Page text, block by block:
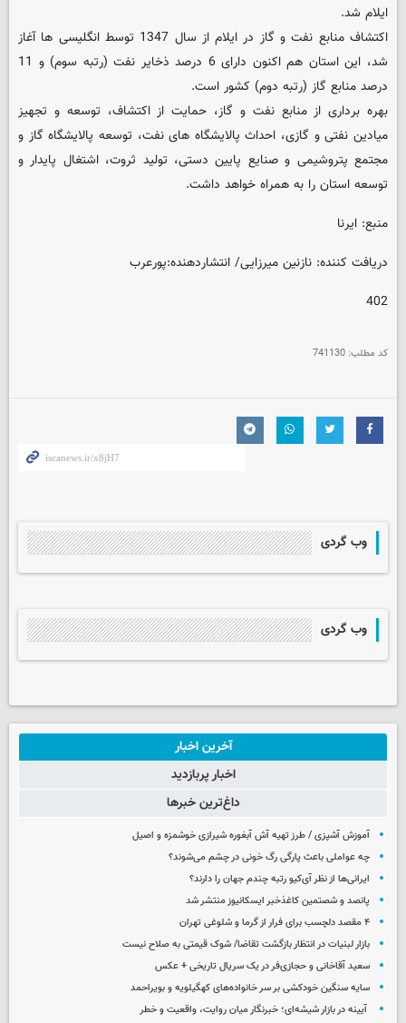
ایلام شد.
اکتشاف منابع نفت و گاز در ایلام از سال 1347 توسط انگلیسی ها آغاز
شد، این استان هم اکنون دارای 6 درصد ذخایر نفت (رتبه سوم) و 11
درصد منابع گاز (رتبه دوم) کشور است.
بهره برداری از منابع نفت و گاز، حمایت از اکتشاف، توسعه و تجهیز
میادین نفتی و گازی، احداث پالایشگاه های نفت، توسعه پالایشگاه گاز و
مجتمع پتروشیمی و صنایع پایین دستی، تولید ثروت، اشتغال پایدار و
توسعه استان را به همراه خواهد داشت.
منبع: ایرنا
دریافت کننده: نازنین میرزایی/ انتشاردهنده:پورعرب
402
کد مطلب: 741130
وب گردی
وب گردی
آخرین اخبار
اخبار پربازدید
داغ‌ترین خبرها
آموزش آشپزی / طرز تهیه آش آبغوره شیرازی خوشمزه و اصیل
چه عواملی باعث پارگی رگ خونی در چشم می‌شوند؟
ایرانی‌ها از نظر آی‌کیو رتبه چندم جهان را دارند؟
پانصد و شصتمین کاغذخبر ایسکانیوز منتشر شد
۴ مقصد دلچسب برای فرار از گرما و شلوغی تهران
بازار لبنیات در انتظار بازگشت تقاضا/ شوک قیمتی به صلاح نیست
سعید آقاخانی و حجازی‌فر در یک سریال تاریخی + عکس
سایه سنگین خودکشی بر سر خانواده‌های کهگیلویه و بویراحمد
آیینه در بازار شیشه‌ای؛ خبرنگار میان روایت، واقعیت و خطر